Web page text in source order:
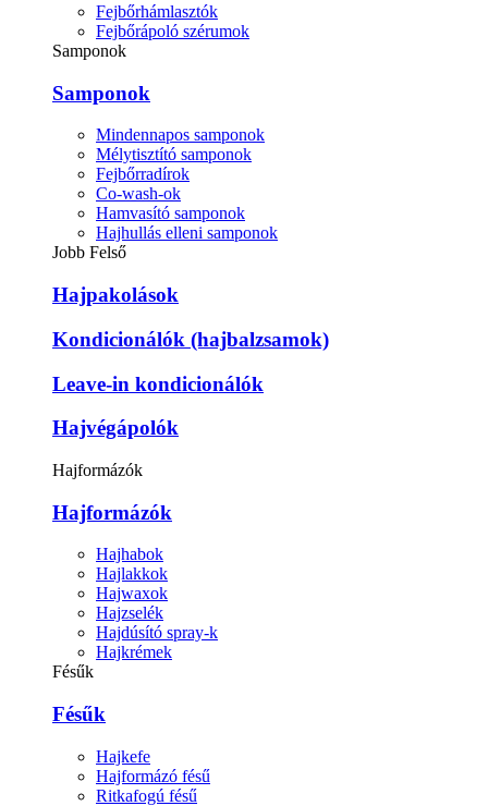
Fejbőrhámlasztók
Fejbőrápoló szérumok
Samponok
Samponok
Mindennapos samponok
Mélytisztító samponok
Fejbőrradírok
Co-wash-ok
Hamvasító samponok
Hajhullás elleni samponok
Jobb Felső
Hajpakolások
Kondicionálók (hajbalzsamok)
Leave-in kondicionálók
Hajvégápolók
Hajformázók
Hajformázók
Hajhabok
Hajlakkok
Hajwaxok
Hajzselék
Hajdúsító spray-k
Hajkrémek
Fésűk
Fésűk
Hajkefe
Hajformázó fésű
Ritkafogú fésű